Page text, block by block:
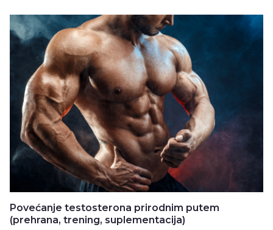
Povećanje testosterona prirodnim putem
(prehrana, trening, suplementacija)